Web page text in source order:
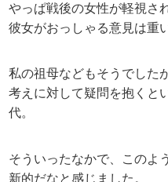
やっぱ戦後の女性が軽視さ
彼女がおっしゃる意見は重
私の祖母などもそうでした
考えに対して疑問を抱くと
代。
そういったなかで、このよ
新的だなと感じました。